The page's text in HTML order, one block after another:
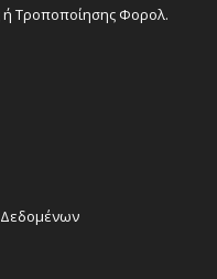
Τροποποίησης Φορολ.